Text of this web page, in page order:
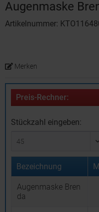
Augenmaske
Artikelnummer:
Merken
Preis-Rechner:
Stückzahl eingeben:
Bezeichnung
Augenmaske Bren
da